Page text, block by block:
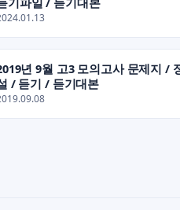
년 9월 고3 모의고사 문제지 /
/ 듣기 / 듣기대본